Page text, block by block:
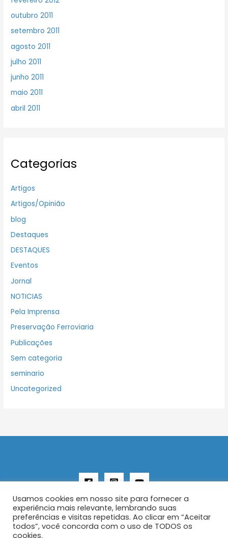
outubro 2011
setembro 2011
agosto 2011
julho 2011
junho 2011
maio 2011
abril 2011
Categorias
Artigos
Artigos/Opinião
blog
Destaques
DESTAQUES
Eventos
Jornal
NOTICIAS
Pela Imprensa
Preservação Ferroviaria
Publicações
Sem categoria
seminario
Uncategorized
Copyright © 2026 AENFER
Usamos cookies em nosso site para fornecer a
experiência mais relevante, lembrando suas
preferências e visitas repetidas. Ao clicar em “Aceitar
todos”, você concorda com o uso de TODOS os
cookies.